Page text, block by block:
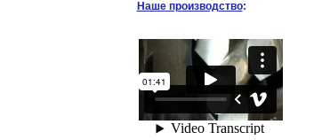
Наше производство: